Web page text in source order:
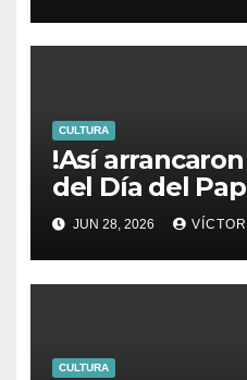
CULTURA
!Así
del Día del
de la Sal!
JUN 28, 2026
CULTURA